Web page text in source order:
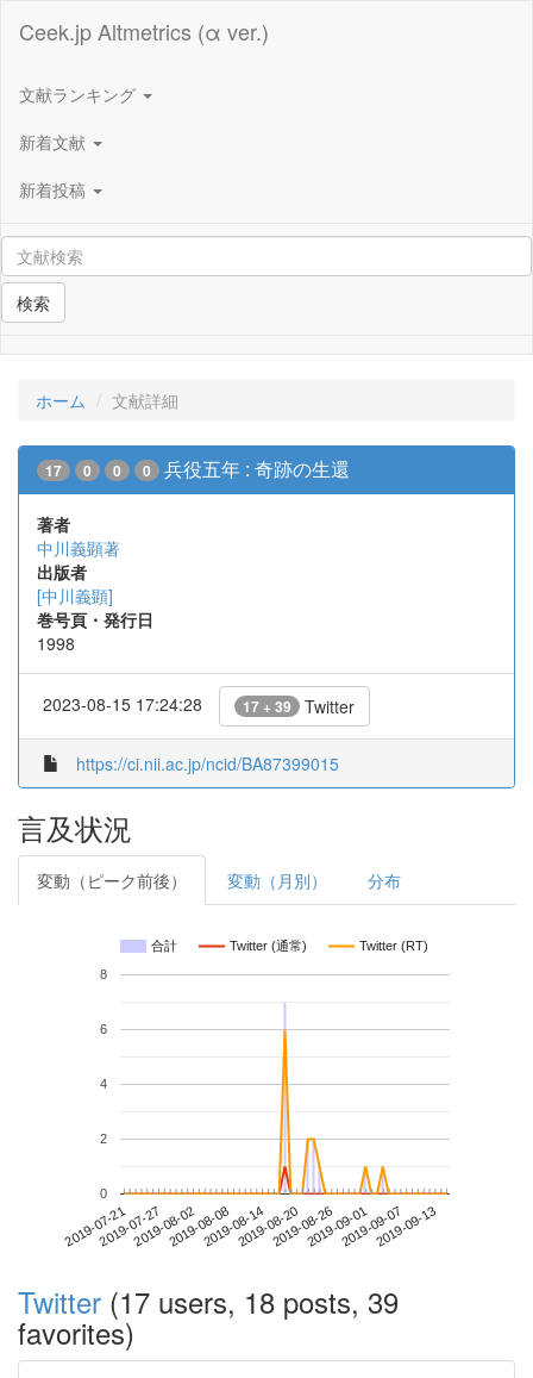
Ceek.jp Altmetrics (α ver.)
文献ランキング
新着文献
新着投稿
検索
ホーム 文献詳細
17 0 0 0 兵役五年 : 奇跡の生還
著者
中川義顕著
出版者
[中川義顕]
巻号頁・発行日
1998
2023-08-15 17:24:28 17 + 39 Twitter
https://ci.nii.ac.jp/ncid/BA87399015
言及状況
変動（ピーク前後） 変動（月別） 分布
合計 Twitter (通常) Twitter (RT)
2019-07-212019-07-272019-08-022019-08-082019-08-142019-08-202019-08-262019-09-012019-09-072019-09-13
0
2
4
6
8
Twitter (17 users, 18 posts, 39
favorites)